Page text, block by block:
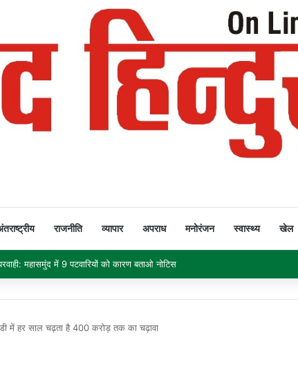
राजनीति व्यापार अपराध मनोरंजन स्वास्थ्य खेल
भरा अल्टीमेटम: 30 नवंबर तक नहीं घटीं बिजली दरें तो सीएम हाउस का घेराव
में हर साल चढ़ता है 400 करोड़ तक का चढ़ावा